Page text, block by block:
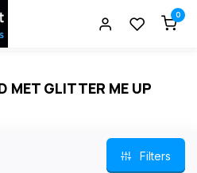
0
MET GLITTER ME UP
Filters